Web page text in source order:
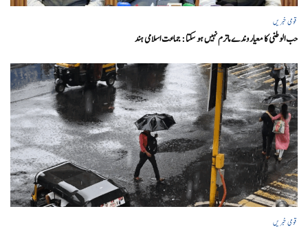
قومی خبریں
حب الوطنی کا معیار وندے ماترم نہیں ہو سکتا : جماعت اسلامی ہند
قومی خبریں